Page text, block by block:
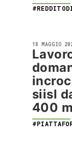
18 MAGGIO
siisl
400